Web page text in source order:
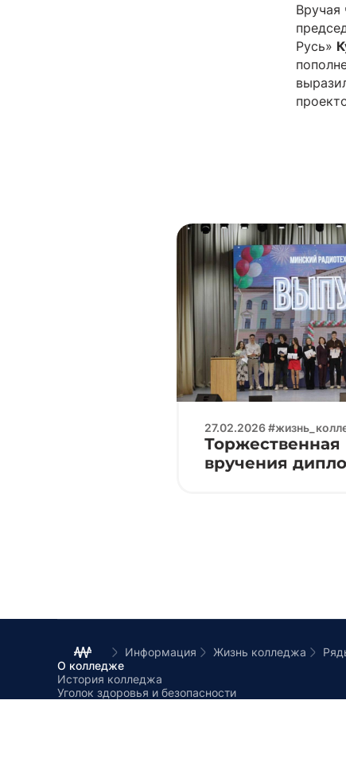
Вручая
Русь»
27.02.2026
вручения
Информация Жизнь колледжа
О колледже
История колледжа
Уголок здоровья и безопасности